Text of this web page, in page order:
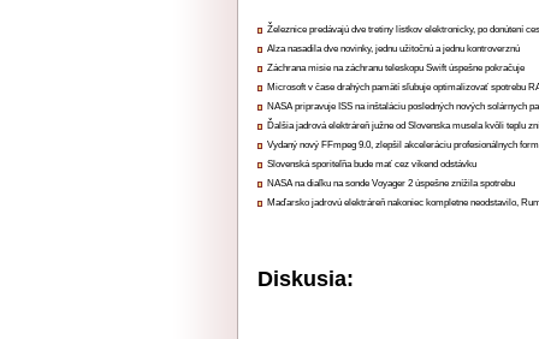
Železnice predávajú dve tretiny lístkov elektronicky, po donútení
Alza nasadila dve novinky, jednu užitočnú a jednu kontroverznú
Záchrana misie na záchranu teleskopu Swift úspešne pokračuje
Microsoft v čase drahých pamätí sľubuje optimalizovať spotrebu
NASA pripravuje ISS na inštaláciu posledných nových solárnych
Ďalšia jadrová elektráreň južne od Slovenska musela kvôli teplu
Vydaný nový FFmpeg 9.0, zlepšil akceleráciu profesionálnych
Slovenská sporiteľňa bude mať cez víkend odstávku
NASA na diaľku na sonde Voyager 2 úspešne znížila spotrebu
Maďarsko jadrovú elektráreň nakoniec kompletne neodstavilo,
Diskusia: